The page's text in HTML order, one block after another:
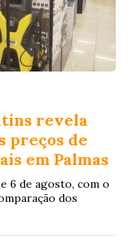
revela
preços de
em Palmas
6 de agosto, com o
dos